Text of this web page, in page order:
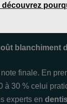
découvrez
blanchiment
finale. En
à 30 % celui
experts en